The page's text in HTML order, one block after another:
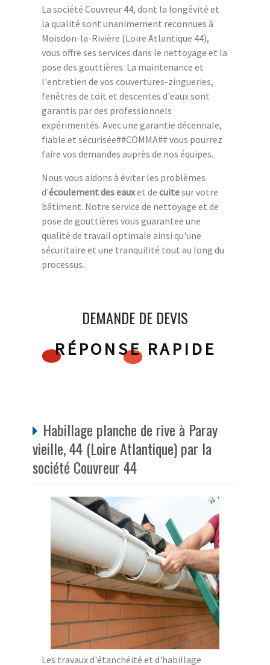
La société Couvreur 44, dont la longévité et
la qualité sont unanimement reconnues à
Moisdon-la-Rivière (Loire Atlantique 44),
vous offre ses services dans le nettoyage et la
pose des gouttières. La maintenance et
l'entretien de vos couvertures-zingueries,
fenêtres de toit et descentes d'eaux sont
garantis par des professionnels
expérimentés. Avec une garantie décennale,
fiable et sécurisée##COMMA## vous pourrez
faire vos demandes auprès de nos équipes.
Nous vous aidons à éviter les problèmes
d'écoulement des eauxet de cuitesur votre
bâtiment. Notre service de nettoyage et de
pose de gouttières vous guarantee une
qualité de travail optimale ainsi qu'une
sécuritaire et une tranquilité tout au long du
processus.
DEMANDE DE DEVIS
RÉPONSE RAPIDE
Habillage planche de rive à Paray
vieille, 44 (Loire Atlantique) par la
société Couvreur 44
Les travaux d'étanchéité et d'habillage